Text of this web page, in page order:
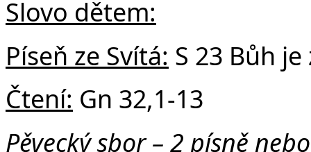
Slovo dětem:
Píseň ze Svítá: S 23 Bůh
Čtení: Gn 32,1-13
Pěvecký sbor – 2 písně